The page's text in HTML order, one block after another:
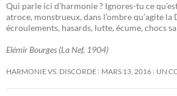
Qui parle ici d’harmonie ? Ignores-tu ce
atroce, monstrueux, dans l’ombre qu’agite
écroulements, hasards, lutte, écume, chocs
Elémir Bourges (La Nef, 1904)
HARMONIE VS. DISCORDE MARS 13, 2016 UN